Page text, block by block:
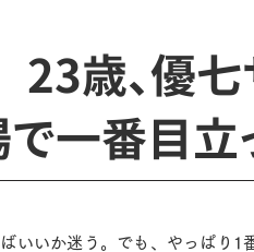
23歳、優
一番目立
いいか迷う。でも、やっぱり